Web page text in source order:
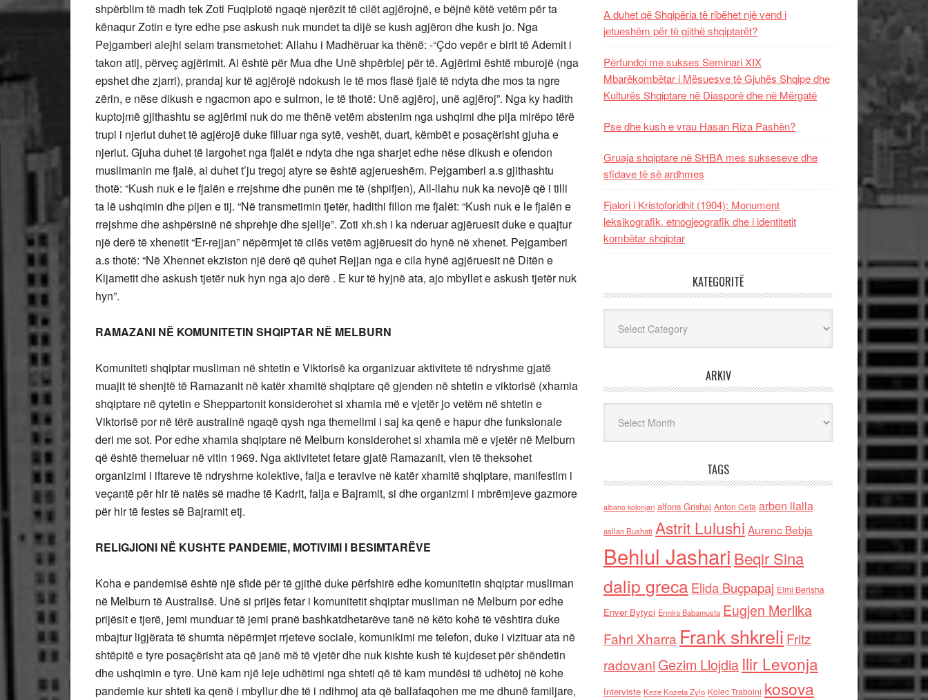
shpërblim të madh tek Zoti Fuqiplotë ngaqë njerëzit të cilët agjërojnë, e bëjnë këtë vetëm për ta
kënaqur Zotin e tyre edhe pse askush nuk mundet ta dijë se kush agjëron dhe kush jo. Nga
Pejgamberi alejhi selam transmetohet: Allahu i Madhëruar ka thënë: -“Çdo vepër e birit të Ademit i
takon atij, përveç agjërimit. Ai është për Mua dhe Unë shpërblej për të. Agjërimi është mburojë (nga
epshet dhe zjarri), prandaj kur të agjërojë ndokush le të mos flasë fjalë të ndyta dhe mos ta ngre
zërin, e nëse dikush e ngacmon apo e sulmon, le të thotë: Unë agjëroj, unë agjëroj”. Nga ky hadith
kuptojmë gjithashtu se agjërimi nuk do me thënë vetëm abstenim nga ushqimi dhe pija mirëpo tërë
trupi i njeriut duhet të agjërojë duke filluar nga sytë, veshët, duart, këmbët e posaçërisht gjuha e
njeriut. Gjuha duhet të largohet nga fjalët e ndyta dhe nga sharjet edhe nëse dikush e ofendon
muslimanin me fjalë, ai duhet t’ju tregoj atyre se është agjerueshëm. Pejgamberi a.s gjithashtu
thotë: “Kush nuk e le fjalën e rrejshme dhe punën me të (shpifjen), All-llahu nuk ka nevojë që i tilli
ta lë ushqimin dhe pijen e tij. “Në transmetimin tjetër, hadithi fillon me fjalët: “Kush nuk e le fjalën e
rrejshme dhe ashpërsinë në shprehje dhe sjellje”. Zoti xh.sh i ka nderuar agjëruesit duke e quajtur
një derë të xhenetit “Er-rejjan” nëpërmjet të cilës vetëm agjëruesit do hynë në xhenet. Pejgamberi
a.s thotë: “Në Xhennet ekziston një derë që quhet Rejjan nga e cila hynë agjëruesit në Ditën e
Kijametit dhe askush tjetër nuk hyn nga ajo derë . E kur të hyjnë ata, ajo mbyllet e askush tjetër nuk
hyn”.
RAMAZANI NË KOMUNITETIN SHQIPTAR NË MELBURN
Komuniteti shqiptar musliman në shtetin e Viktorisë ka organizuar aktivitete të ndryshme gjatë
muajit të shenjtë të Ramazanit në katër xhamitë shqiptare që gjenden në shtetin e viktorisë (xhamia
shqiptare në qytetin e Sheppartonit konsiderohet si xhamia më e vjetër jo vetëm në shtetin e
Viktorisë por në tërë australinë ngaqë qysh nga themelimi i saj ka qenë e hapur dhe funksionale
deri me sot. Por edhe xhamia shqiptare në Melburn konsiderohet si xhamia më e vjetër në Melburn
që është themeluar në vitin 1969. Nga aktivitetet fetare gjatë Ramazanit, vlen të theksohet
organizimi i iftareve të ndryshme kolektive, falja e teravive në katër xhamitë shqiptare, manifestim i
veçantë për hir të natës së madhe të Kadrit, falja e Bajramit, si dhe organizmi i mbrëmjeve gazmore
për hir të festes së Bajramit etj.
RELIGJIONI NË KUSHTE PANDEMIE, MOTIVIMI I BESIMTARËVE
Koha e pandemisë është një sfidë për të gjithë duke përfshirë edhe komunitetin shqiptar musliman
në Melburn të Australisë. Unë si prijës fetar i komunitetit shqiptar musliman në Melburn por edhe
prijësit e tjerë, jemi munduar të jemi pranë bashkatdhetarëve tanë në këto kohë të vështira duke
mbajtur ligjërata të shumta nëpërmjet rrjeteve sociale, komunikimi me telefon, duke i vizituar ata në
shtëpitë e tyre posaçërisht ata që janë më të vjetër dhe nuk kishte kush të kujdeset për shëndetin
dhe ushqimin e tyre. Unë kam një leje udhëtimi nga shteti që të kam mundësi të udhëtoj në kohe
pandemie kur shteti ka qenë i mbyllur dhe të i ndihmoj ata që ballafaqohen me me dhunë familjare,
A duhet që Shqipëria të ribëhet një vend i
jetueshëm për të gjithë shqiptarët?
Përfundoi me sukses Seminari XIX
Mbarëkombëtar i Mësuesve të Gjuhës Shqipe dhe
Kulturës Shqiptare në Diasporë dhe në Mërgatë
Pse dhe kush e vrau Hasan Riza Pashën?
Gruaja shqiptare në SHBA mes sukseseve dhe
sfidave të së ardhmes
Fjalori i Kristoforidhit (1904): Monument
leksikografik, etnogjeografik dhe i identitetit
kombëtar shqiptar
KATEGORITË
ARKIV
TAGS
albano kolonjari alfons Grishaj Anton Cefa arben llalla
asllan Bushati Astrit Lulushi Aurenc Bebja
Behlul Jashari Beqir Sina
dalip grecaElida Buçpapaj Elmi Berisha
Enver Bytyci Ermira Babamusta Eugjen Merlika
Fahri Xharra Frank shkreli Fritz
radovaniGezim Llojdia Ilir Levonja
Interviste Keze Kozeta Zylo Kolec Traboini kosova